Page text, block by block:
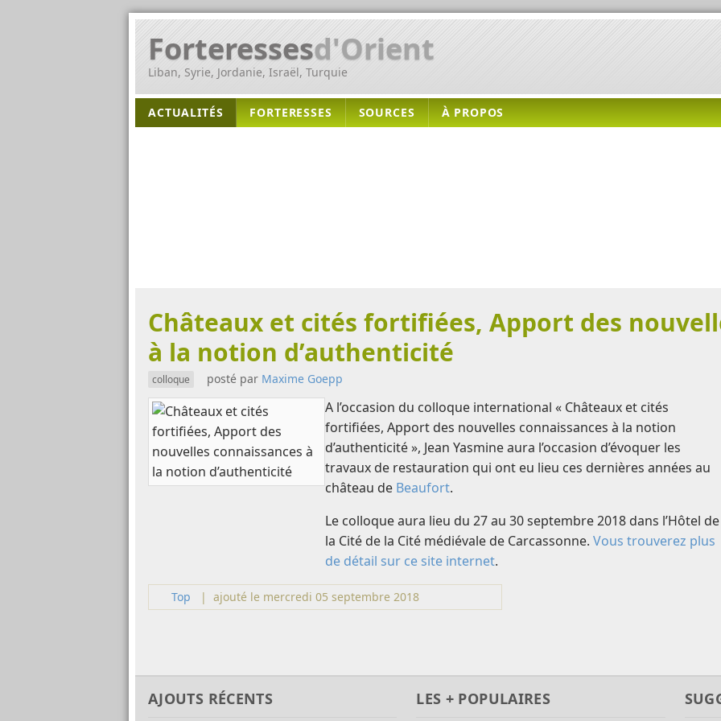
Forteressesd'Orient
Liban, Syrie, Jordanie, Israël, Turquie
ACTUALITÉS FORTERESSES SOURCES À PROPOS
Châteaux et cités fortifiées, Apport des
à la notion d’authenticité
colloque posté par Maxime Goepp
A l’occasion du colloque international « Châteaux et cités
fortifiées, Apport des nouvelles connaissances à la notion
d’authenticité », Jean Yasmine aura l’occasion d’évoquer les
travaux de restauration qui ont eu lieu ces dernières années au
château de Beaufort.
Le colloque aura lieu du 27 au 30 septembre 2018 dans l’Hôtel de
la Cité de la Cité médiévale de Carcassonne. Vous trouverez plus
de détail sur ce site internet.
Top | ajouté le mercredi 05 septembre 2018
AJOUTS RÉCENTS LES + POPULAIRES